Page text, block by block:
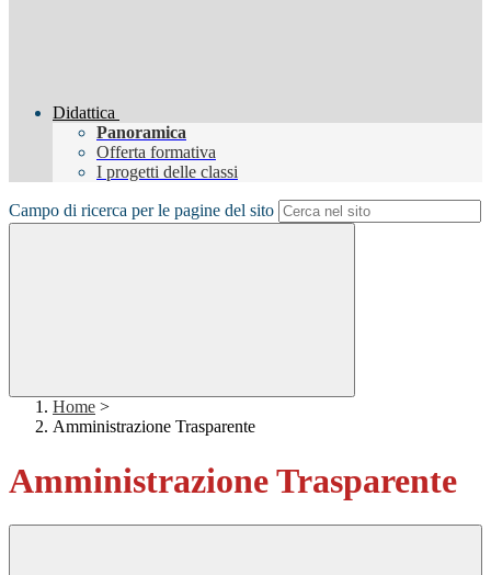
Didattica
Panoramica
Offerta formativa
I progetti delle classi
Campo di ricerca per le pagine del sito
Home >
Amministrazione Trasparente
Amministrazione Trasparente